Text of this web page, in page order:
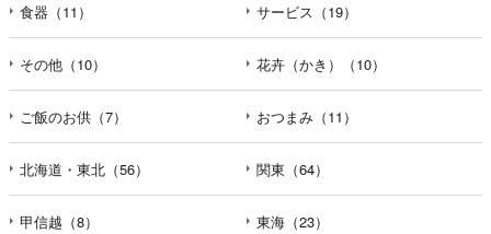
食器（11） サービス（19）
その他（10） 花卉（かき）（10）
ご飯のお供（7） おつまみ（11）
北海道・東北（56） 関東（64）
甲信越（8） 東海（23）